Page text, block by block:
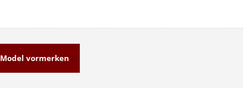
Model vormerken